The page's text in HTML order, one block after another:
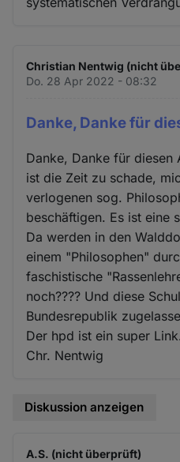
Christian Nentwig (nicht
Do. 28 Apr 2022 - 08:32
Danke, Danke für
Danke, Danke für diesen
ist die Zeit zu schade,
verlogenen sog.
beschäftigen. Es ist eine
Da werden in den
einem "Philosophen"
faschistische
noch???? Und diese
Bundesrepublik
Der hpd ist ein super
Chr. Nentwig
Diskussion anzeigen
A.S. (nicht überprüft)